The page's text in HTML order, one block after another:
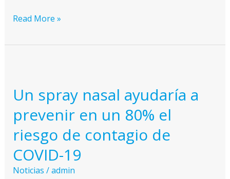
Resultados
pero
de
ensayo
con
un
spray
Read More »
Un spray nasal ayudaría a
prevenir en un 80% el
riesgo de contagio de
COVID-19
Noticias /admin